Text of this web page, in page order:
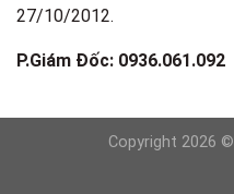
27/10/2012.
P.Giám Đốc: 0936.061.092
Copyright 2026 ©